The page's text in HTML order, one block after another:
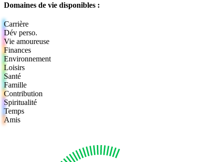
Domaines de vie disponibles :
Carrière
Dév perso.
Vie amoureuse
Finances
Environnement
Loisirs
Santé
Famille
Contribution
Spiritualité
Temps
Amis